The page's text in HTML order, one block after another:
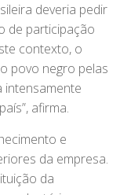
deveria pedir
de participação
contexto, o
povo negro pelas
intensamente
afirma.
e
da empresa.
da